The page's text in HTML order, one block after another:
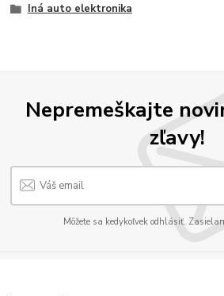
Iná auto elektronika
Nepremeškajte
zľavy!
Môžete sa kedykoľvek odhlásiť.